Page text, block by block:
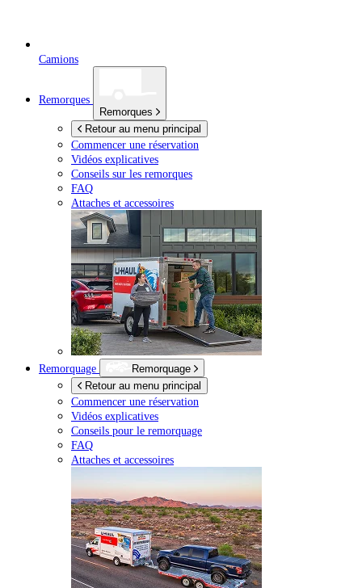
Camions
Remorques
Remorques
Retour au menu principal
Commencer une réservation
Vidéos explicatives
Conseils sur les remorques
FAQ
Attaches et accessoires
Remorquage
Remorquage
Retour au menu principal
Commencer une réservation
Vidéos explicatives
Conseils pour le remorquage
FAQ
Attaches et accessoires